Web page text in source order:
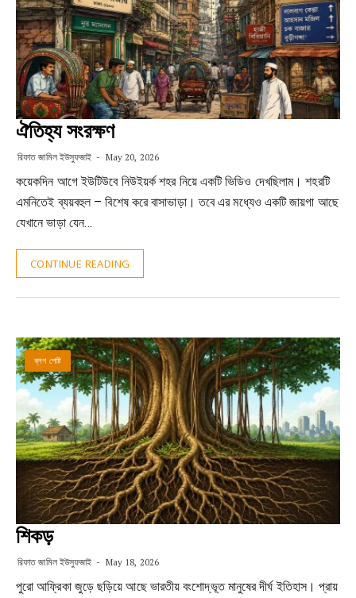
ঐতিহ্য সংরক্ষণ
রিফাত জামিল ইউসুফজাই May 20, 2026
কয়েকদিন আগে ইউটিউবে নিউইয়র্ক শহর নিয়ে একটি ভিডিও দেখছিলাম। শহরটি
এমনিতেই ব্যয়বহুল – বিশেষ করে বাসাভাড়া। তবে এর মধ্যেও একটি জায়গা আছে
যেখানে ভাড়া যেন…
CONTINUE READING
ব্লগ পোষ্ট
শিকড়
রিফাত জামিল ইউসুফজাই May 18, 2026
পুরো আফ্রিকা জুড়ে ছড়িয়ে আছে ভারতীয় বংশোদ্ভূত মানুষের দীর্ঘ ইতিহাস। প্রায়